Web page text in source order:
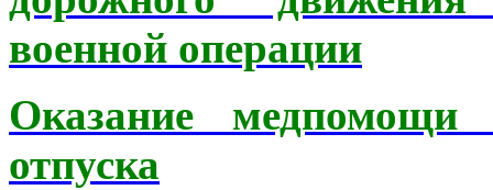
военной операции
Оказание
отпуска